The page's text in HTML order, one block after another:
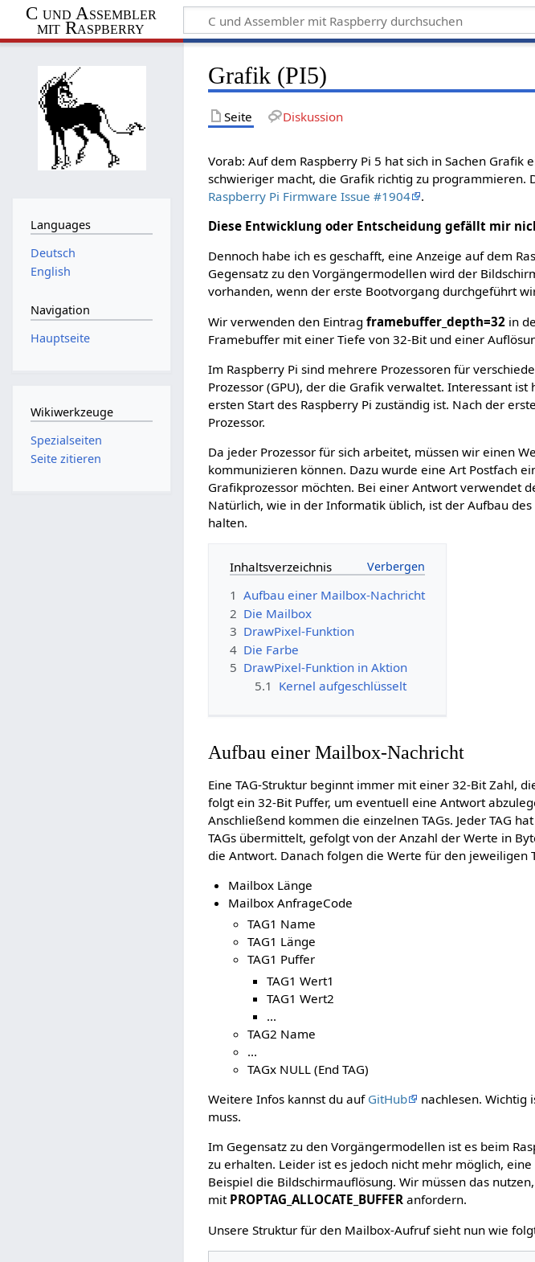
C und Assembler
mit Raspberry
Grafik (PI5)
Seite Diskussion
Vorab: Auf dem Raspberry Pi 5 hat sich in Sachen
schwieriger macht, die Grafik richtig zu programmieren.
Raspberry Pi Firmware Issue #1904
.
Diese Entwicklung oder Entscheidung gefällt mir
Dennoch habe ich es geschafft, eine Anzeige auf dem
Gegensatz zu den Vorgängermodellen wird der
vorhanden, wenn der erste Bootvorgang durchgeführt
Wir verwenden den Eintragframebuffer_depth=32 in
Framebuffer mit einer Tiefe von 32-Bit und einer
Im Raspberry Pi sind mehrere Prozessoren für
Prozessor (GPU), der die Grafik verwaltet. Interessant
ersten Start des Raspberry Pi zuständig ist. Nach der
Prozessor.
Da jeder Prozessor für sich arbeitet, müssen wir einen
kommunizieren können. Dazu wurde eine Art Postfach
Grafikprozessor möchten. Bei einer Antwort verwendet
Natürlich, wie in der Informatik üblich, ist der Aufbau
halten.
Inhaltsverzeichnis
1 Aufbau einer Mailbox-Nachricht
2 Die Mailbox
3 DrawPixel-Funktion
4 Die Farbe
5 DrawPixel-Funktion in Aktion
5.1 Kernel aufgeschlüsselt
Aufbau einer Mailbox-Nachricht
Eine TAG-Struktur beginnt immer mit einer 32-Bit Zahl,
folgt ein 32-Bit Puffer, um eventuell eine Antwort
Anschließend kommen die einzelnen TAGs. Jeder TAG
TAGs übermittelt, gefolgt von der Anzahl der Werte in
die Antwort. Danach folgen die Werte für den jeweiligen
Mailbox Länge
Mailbox AnfrageCode
TAG1 Name
TAG1 Länge
TAG1 Puffer
TAG1 Wert1
TAG1 Wert2
...
TAG2 Name
...
TAGx NULL (End TAG)
Weitere Infos kannst du auf GitHub
nachlesen. Wichtig
muss.
Im Gegensatz zu den Vorgängermodellen ist es beim
zu erhalten. Leider ist es jedoch nicht mehr möglich,
Beispiel die Bildschirmauflösung. Wir müssen das
mit PROPTAG_ALLOCATE_BUFFER anfordern.
Unsere Struktur für den Mailbox-Aufruf sieht nun wie
Languages
Deutsch
English
Navigation
Hauptseite
Wikiwerkzeuge
Spezialseiten
Seite zitieren